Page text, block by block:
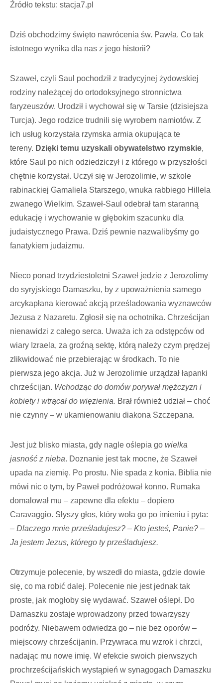
Źródło tekstu: stacja7.pl
Dziś obchodzimy święto nawrócenia św. Pawła. Co tak
istotnego wynika dla nas z jego historii?
Szaweł, czyli Saul pochodził z tradycyjnej żydowskiej
rodziny należącej do ortodoksyjnego stronnictwa
faryzeuszów. Urodził i wychował się w Tarsie (dzisiejsza
Turcja). Jego rodzice trudnili się wyrobem namiotów. Z
ich usług korzystała rzymska armia okupująca te
tereny. Dzięki temu uzyskali obywatelstwo rzymskie,
które Saul po nich odziedziczył i z którego w przyszłości
chętnie korzystał. Uczył się w Jerozolimie, w szkole
rabinackiej Gamaliela Starszego, wnuka rabbiego Hillela
zwanego Wielkim. Szaweł-Saul odebrał tam staranną
edukację i wychowanie w głębokim szacunku dla
judaistycznego Prawa. Dziś pewnie nazwalibyśmy go
fanatykiem judaizmu.
Nieco ponad trzydziestoletni Szaweł jedzie z Jerozolimy
do syryjskiego Damaszku, by z upoważnienia samego
arcykapłana kierować akcją prześladowania wyznawców
Jezusa z Nazaretu. Zgłosił się na ochotnika. Chrześcijan
nienawidzi z całego serca. Uważa ich za odstępców od
wiary Izraela, za groźną sektę, którą należy czym prędzej
zlikwidować nie przebierając w środkach. To nie
pierwsza jego akcja. Już w Jerozolimie urządzał łapanki
chrześcijan. Wchodząc do domów porywał mężczyzn i
kobiety i wtrącał do więzienia. Brał również udział – choć
nie czynny – w ukamienowaniu diakona Szczepana.
Jest już blisko miasta, gdy nagle oślepia go wielka
jasność z nieba. Doznanie jest tak mocne, że Szaweł
upada na ziemię. Po prostu. Nie spada z konia. Biblia nie
mówi nic o tym, by Paweł podróżował konno. Rumaka
domalował mu – zapewne dla efektu – dopiero
Caravaggio. Słyszy głos, który woła go po imieniu i pyta:
– Dlaczego mnie prześladujesz? – Kto jesteś, Panie? –
Ja jestem Jezus, którego ty prześladujesz.
Otrzymuje polecenie, by wszedł do miasta, gdzie dowie
się, co ma robić dalej. Polecenie nie jest jednak tak
proste, jak mogłoby się wydawać. Szaweł oślepł. Do
Damaszku zostaje wprowadzony przed towarzyszy
podróży. Niebawem odwiedza go – nie bez oporów –
miejscowy chrześcijanin. Przywraca mu wzrok i chrzci,
nadając mu nowe imię. W efekcie swoich pierwszych
prochrześcijańskich wystąpień w synagogach Damaszku